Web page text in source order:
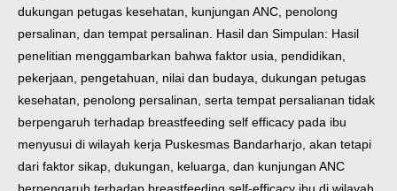
dukungan petugas kesehatan, kunjungan ANC, penolong
persalinan, dan tempat persalinan. Hasil dan Simpulan: Hasil
penelitian menggambarkan bahwa faktor usia, pendidikan,
pekerjaan, pengetahuan, nilai dan budaya, dukungan petugas
kesehatan, penolong persalinan, serta tempat persalianan tidak
berpengaruh terhadap breastfeeding self efficacy pada ibu
menyusui di wilayah kerja Puskesmas Bandarharjo, akan tetapi
dari faktor sikap, dukungan, keluarga, dan kunjungan ANC